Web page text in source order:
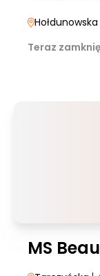
Hołdunowska
Teraz
MS